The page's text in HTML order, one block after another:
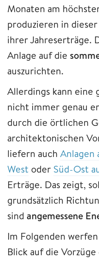
Monaten am
produzieren in
ihrer Jahreserträge.
Anlage auf die
auszurichten.
Allerdings kann eine
nicht immer genau
durch die örtlichen
architektonischen
liefern auch Anlagen
West oder Süd-Ost
Erträge. Das zeigt,
grundsätzlich
sind angemessene
Im Folgenden
Blick auf die